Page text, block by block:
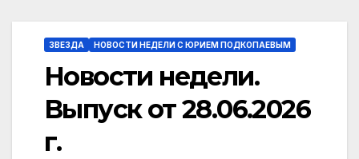
ЗВЕЗДА НОВОСТИ НЕДЕЛИ С ЮРИЕМ ПОДКОПАЕВЫМ
Новости недели.
Выпуск от 28.06.2026
г.